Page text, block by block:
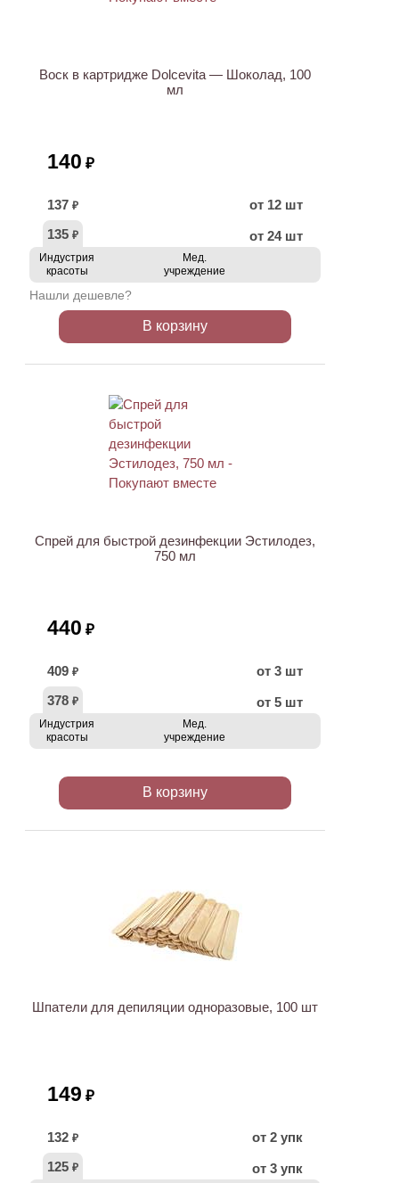
Воск в картридже Dolcevita — Шоколад, 100
мл
140 ₽
137 ₽
от 12 шт
135 ₽ от 24 шт
Индустрия
красоты
Мед.
учреждение
Нашли дешевле?
В корзину
Спрей для быстрой дезинфекции Эстилодез,
750 мл
440 ₽
409 ₽
от 3 шт
378 ₽ от 5 шт
Индустрия
красоты
Мед.
учреждение
В корзину
Шпатели для депиляции одноразовые, 100 шт
149 ₽
132 ₽
от 2 упк
125 ₽ от 3 упк